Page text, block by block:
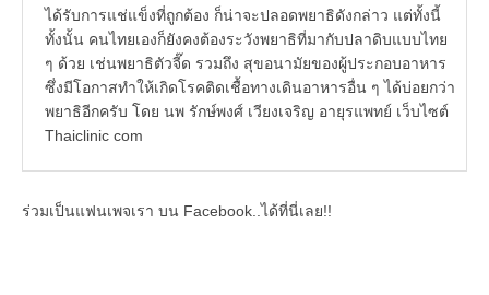
ได้รับการแช่แข็งที่ถูกต้อง ก็น่าจะปลอดพยาธิดังกล่าว แต่ทั้งนี้
ทั้งนั้น คนไทยเองก็ยังคงต้องระวังพยาธิที่มากับปลาดิบแบบไทย
ๆ ด้วย เช่นพยาธิตัวจี๊ด รวมถึง สุขอนามัยของผู้ประกอบอาหาร
ซึ่งมีโอกาสทำให้เกิดโรคติดเชื้อทางเดินอาหารอื่น ๆ ได้บ่อยกว่า
พยาธิอีกครับ โดย นพ รักษ์พงศ์ เวียงเจริญ อายุรแพทย์ เว็บไซต์
Thaiclinic com
ร่วมเป็นแฟนเพจเรา บน Facebook..ได้ที่นี่เลย!!